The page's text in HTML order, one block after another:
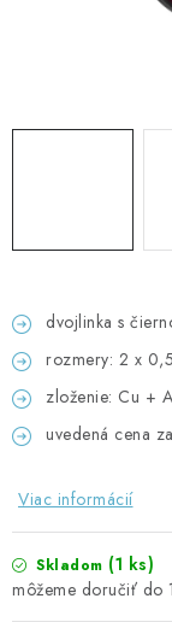
PC A
dvojlinka s
rozmery: 2 x
zloženie: Cu +
uvedená cena
Viac informácií
Skladom (1 ks)